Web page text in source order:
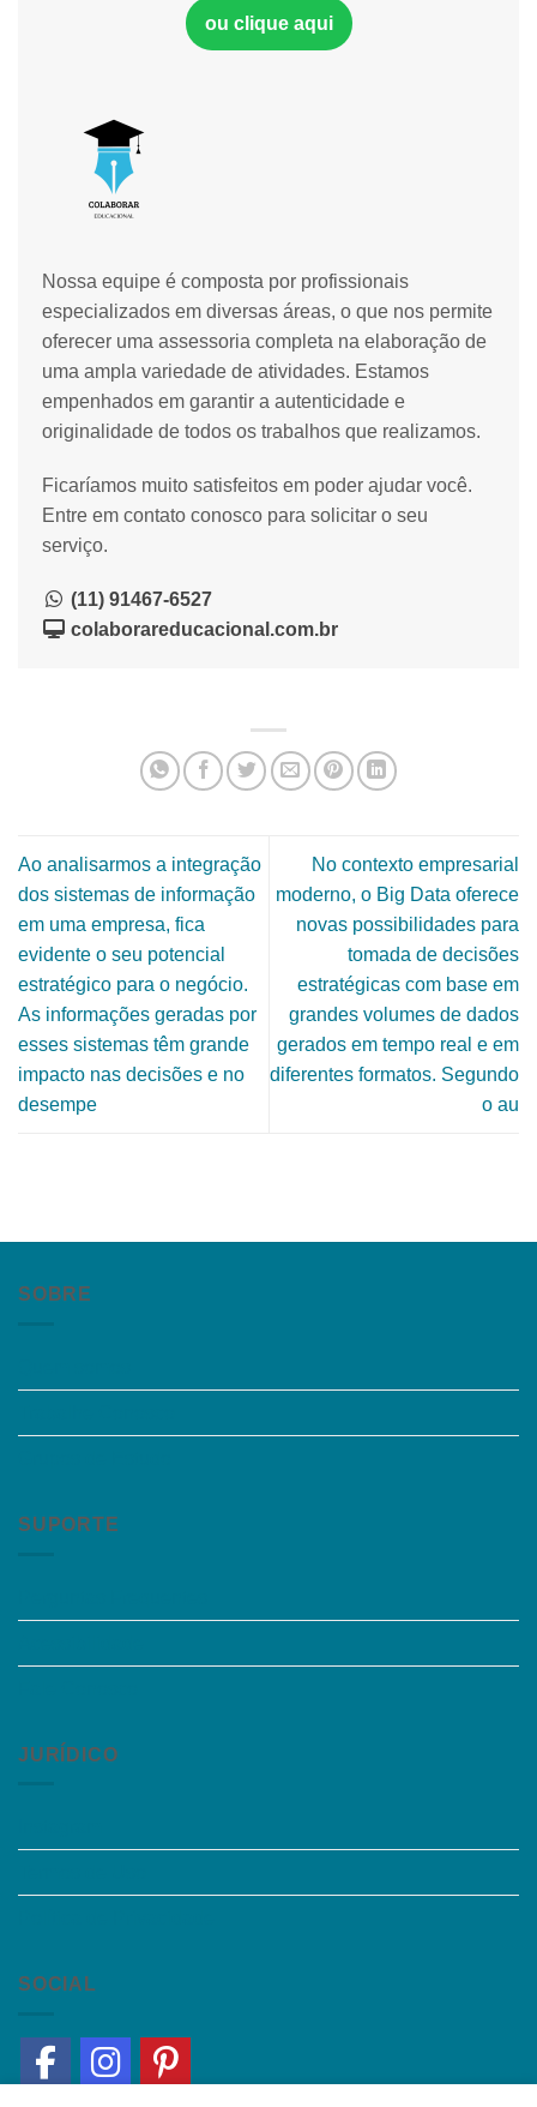
Nossa equipe é composta por profissionais
especializados em diversas áreas, o que nos permite
oferecer uma assessoria completa na elaboração de
uma ampla variedade de atividades. Estamos
empenhados em garantir a autenticidade e
originalidade de todos os trabalhos que realizamos.
Ficaríamos muito satisfeitos em poder ajudar você.
Entre em contato conosco para solicitar o seu
serviço.
(11) 91467-6527
colaborareducacional.com.br
ou clique aqui
Ao analisarmos a integração
dos sistemas de informação
em uma empresa, fica
evidente o seu potencial
estratégico para o negócio.
As informações geradas por
esses sistemas têm grande
impacto nas decisões e no
desempe
No contexto empresarial
moderno, o Big Data oferece
novas possibilidades para
tomada de decisões
estratégicas com base em
grandes volumes de dados
gerados em tempo real e em
diferentes formatos. Segundo
o au
SOBRE
SUPORTE
JURÍDICO
SOCIAL